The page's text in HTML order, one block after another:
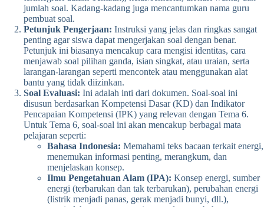
jumlah soal. Kadang-kadang juga mencantumkan nama guru
pembuat soal.
Petunjuk Pengerjaan: Instruksi yang jelas dan ringkas sangat
penting agar siswa dapat mengerjakan soal dengan benar.
Petunjuk ini biasanya mencakup cara mengisi identitas, cara
menjawab soal pilihan ganda, isian singkat, atau uraian, serta
larangan-larangan seperti mencontek atau menggunakan alat
bantu yang tidak diizinkan.
Soal Evaluasi: Ini adalah inti dari dokumen. Soal-soal ini
disusun berdasarkan Kompetensi Dasar (KD) dan Indikator
Pencapaian Kompetensi (IPK) yang relevan dengan Tema 6.
Untuk Tema 6, soal-soal ini akan mencakup berbagai mata
pelajaran seperti:
Bahasa Indonesia: Memahami teks bacaan terkait energi,
menemukan informasi penting, merangkum, dan
menjelaskan konsep.
Ilmu Pengetahuan Alam (IPA): Konsep energi, sumber
energi (terbarukan dan tak terbarukan), perubahan energi
(listrik menjadi panas, gerak menjadi bunyi, dll.),